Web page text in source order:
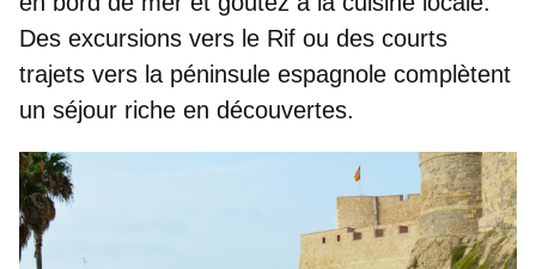
Des excursions vers le Rif ou des courts
trajets vers la péninsule espagnole complètent
un séjour riche en découvertes.